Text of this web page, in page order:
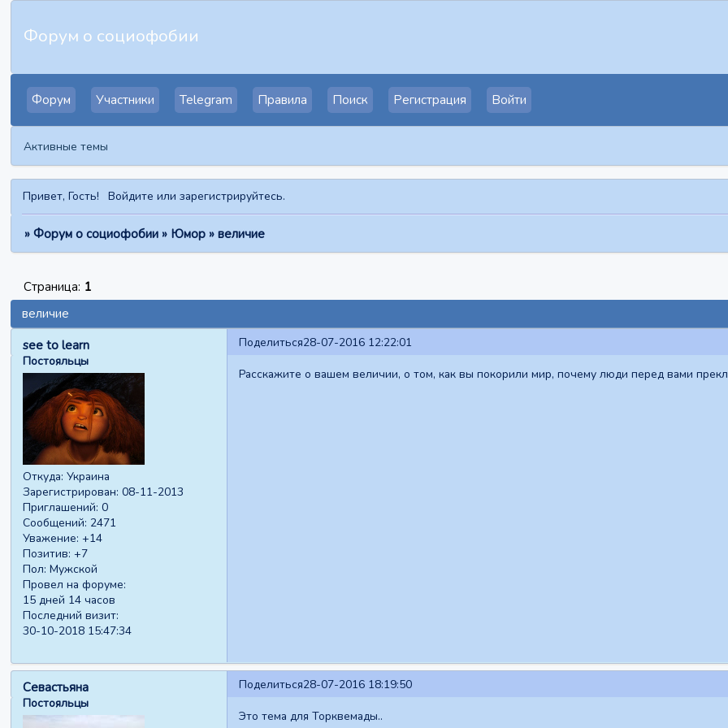
Форум о социофобии
Форум Участники Telegram Правила Поиск Регистрация Войти
Активные темы
Привет, Гость! Войдите илизарегистрируйтесь.
» Форум о социофобии » Юмор » величие
величие
Страница: 1
Поделиться28-07-2016 12:22:01
see to learn
Постояльцы
Откуда: Украина
Зарегистрирован: 08-11-2013
Приглашений: 0
Сообщений: 2471
Уважение: +14
Позитив: +7
Пол: Мужской
Провел на форуме:
15 дней 14 часов
Последний визит:
30-10-2018 15:47:34
Расскажите о вашем величии, о том, как вы покорили мир, почему люди перед вами
Поделиться28-07-2016 18:19:50
Севастьяна
Постояльцы
Это тема для Торквемады..